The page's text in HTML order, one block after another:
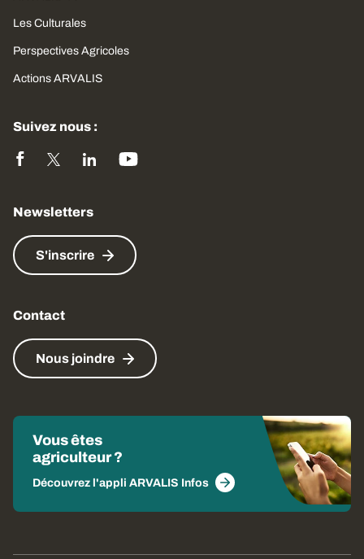
Les Culturales
Perspectives Agricoles
Actions ARVALIS
Suivez nous :
Newsletters
S'inscrire
Contact
Nous joindre
Vous êtes
agriculteur ?
Découvrez l'appli ARVALIS Infos